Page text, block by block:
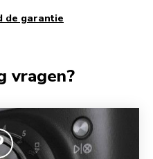
de garantie
vragen?